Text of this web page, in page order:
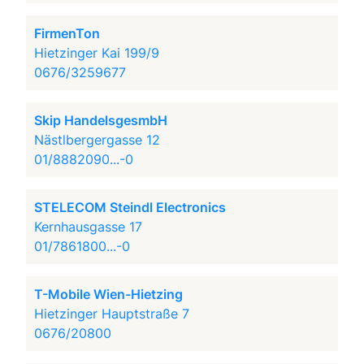
FirmenTon
Hietzinger Kai 199/9
0676/3259677
Skip HandelsgesmbH
Nästlbergergasse 12
01/8882090...-0
STELECOM Steindl Electronics
Kernhausgasse 17
01/7861800...-0
T-Mobile Wien-Hietzing
Hietzinger Hauptstraße 7
0676/20800